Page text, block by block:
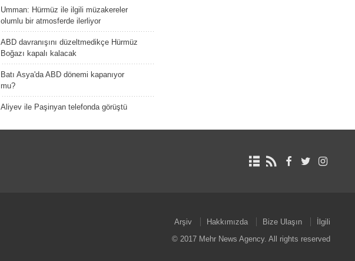
Umman: Hürmüz ile ilgili müzakereler
olumlu bir atmosferde ilerliyor
ABD davranışını düzeltmedikçe Hürmüz
Boğazı kapalı kalacak
Batı Asya'da ABD dönemi kapanıyor
mu?
Aliyev ile Paşinyan telefonda görüştü
Arşiv Hakkımızda Bize Ulaşın
İlgili
© 2017 Mehr News Agency. All rights reserved